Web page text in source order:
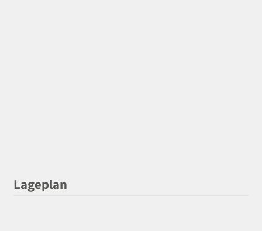
Lageplan